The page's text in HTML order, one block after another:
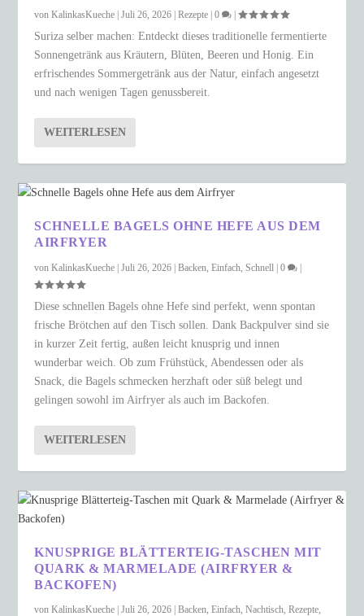
vonKalinkasKueche |Juli 26, 2026 |Rezepte |0 |
Suriza selber machen: Entdeckt dieses traditionelle fermentierte
Sonnengetränk aus Kräutern, Blüten, Beeren und Honig. Ein
erfrischendes Sommergetränk aus der Natur, einfach angesetzt
und nach wenigen Tagen genussbereit.
WEITERLESEN
SCHNELLE BAGELS OHNE HEFE AUS DEM
AIRFRYER
vonKalinkasKueche |Juli 26, 2026 |Backen ,Einfach ,Schnell |0 |
Diese schnellen Bagels ohne Hefe sind perfekt, wenn spontan
frische Brötchen auf den Tisch sollen. Dank Backpulver sind sie
in kurzer Zeit fertig, außen leicht knusprig und innen
wunderbar weich. Ob zum Frühstück, Abendessen oder als
Snack, die Bagels schmecken herzhaft oder süß belegt und
gelingen sowohl im Airfryer als auch im Backofen.
WEITERLESEN
KNUSPRIGE BLÄTTERTEIG-TASCHEN MIT
QUARK & MARMELADE (AIRFRYER &
BACKOFEN)
vonKalinkasKueche |Juli 26, 2026 |Backen ,Einfach ,Nachtisch ,Rezepte